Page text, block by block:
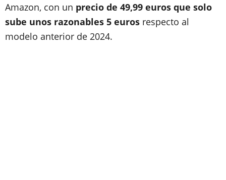
Amazon, con un precio de 49,99 euros que solo
sube unos razonables 5 euros respecto al
modelo anterior de 2024.